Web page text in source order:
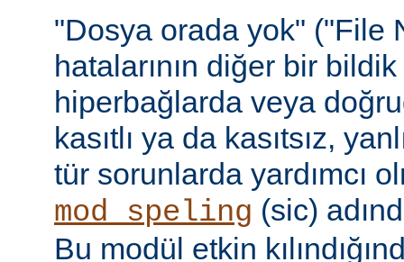
"Dosya orada yok" ("File
hatalarının diğer bir
hiperbağlarda veya
kasıtlı ya da kasıtsız,
tür sorunlarda yardımcı
mod_speling (sic)
Bu modül etkin